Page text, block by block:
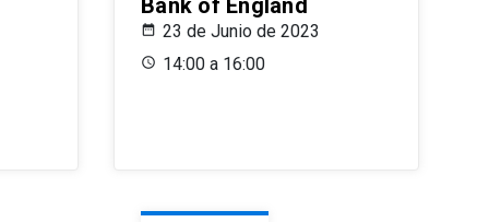
Bank of England
23 de Junio de 2023
14:00 a 16:00